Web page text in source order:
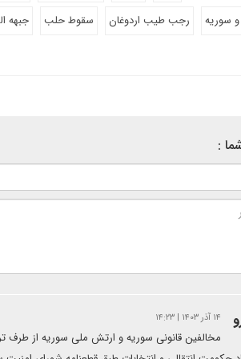
سوریه رجب طیب اردوغان سقوط حلب جبهه
:
۱۴ آذر ۱۴۰۳ | ۱۴:۲۳
مخالفین قانونی سوریه و ارتش ملی سوریه از طرف